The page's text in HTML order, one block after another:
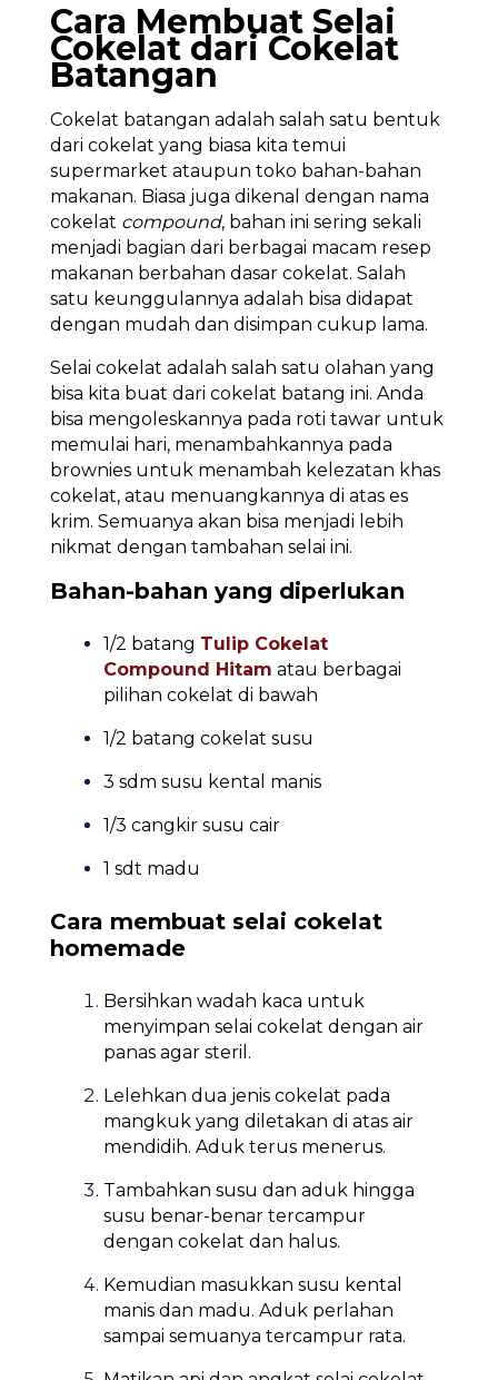
Cara Membuat Selai
Cokelat dari Cokelat
Batangan
Cokelat batangan adalah salah satu bentuk
dari cokelat yang biasa kita temui
supermarket ataupun toko bahan-bahan
makanan. Biasa juga dikenal dengan nama
cokelat compound, bahan ini sering sekali
menjadi bagian dari berbagai macam resep
makanan berbahan dasar cokelat. Salah
satu keunggulannya adalah bisa didapat
dengan mudah dan disimpan cukup lama.
Selai cokelat adalah salah satu olahan yang
bisa kita buat dari cokelat batang ini. Anda
bisa mengoleskannya pada roti tawar untuk
memulai hari, menambahkannya pada
brownies untuk menambah kelezatan khas
cokelat, atau menuangkannya di atas es
krim. Semuanya akan bisa menjadi lebih
nikmat dengan tambahan selai ini.
Bahan-bahan yang diperlukan
1/2 batang Tulip Cokelat
Compound Hitam atau berbagai
pilihan cokelat di bawah
1/2 batang cokelat susu
3 sdm susu kental manis
1/3 cangkir susu cair
1 sdt madu
Cara membuat selai cokelat
homemade
Bersihkan wadah kaca untuk
menyimpan selai cokelat dengan air
panas agar steril.
Lelehkan dua jenis cokelat pada
mangkuk yang diletakan di atas air
mendidih. Aduk terus menerus.
Tambahkan susu dan aduk hingga
susu benar-benar tercampur
dengan cokelat dan halus.
Kemudian masukkan susu kental
manis dan madu. Aduk perlahan
sampai semuanya tercampur rata.